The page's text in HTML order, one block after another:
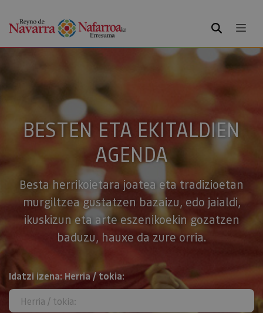
BILATU
BESTEN ETA EKITALDIEN
AGENDA
Besta herrikoietara joatea eta tradizioetan
murgiltzea gustatzen bazaizu, edo jaialdi,
ikuskizun eta arte eszenikoekin gozatzen
baduzu, hauxe da zure orria.
BILATU
Idatzi izena: Herria / tokia: